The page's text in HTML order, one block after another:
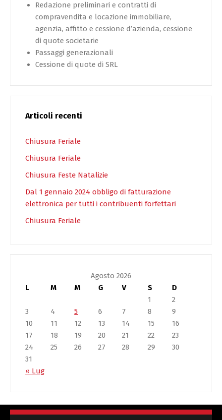
Redazione preliminari e contratti di
compravendita e locazione immobiliare,
agenzia, affitto e cessione d’azienda, cessione
di quote societarie
Passaggi generazionali
Cessione di quote di SRL
Articoli recenti
Chiusura Feriale
Chiusura Feriale
Chiusura Feste Natalizie
Dal 1 gennaio 2024 obbligo di fatturazione
elettronica per tutti i contribuenti forfettari
Chiusura Feriale
Agosto 2026
L
M M G V S
D
1
2
3
4 5 6 7 8
9
10
11 12 13 14 15
16
17
18 19 20 21 22
23
24
25 26 27 28 29
30
31
« Lug